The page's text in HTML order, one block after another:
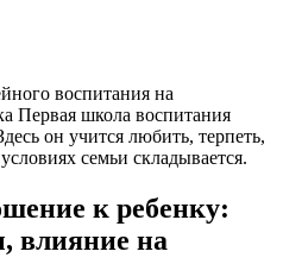
воспитания на
Первая школа воспитания
он учится любить, терпеть,
семьи складывается.
к ребенку:
влияние на